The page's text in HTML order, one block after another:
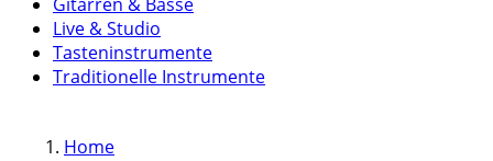
Live & Studio
Tasteninstrumente
Traditionelle Instrumente
Home